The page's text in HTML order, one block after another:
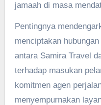
jamaah di masa
Pentingnya
menciptakan
antara Samira Travel
terhadap masukan
komitmen agen
menyempurnakan